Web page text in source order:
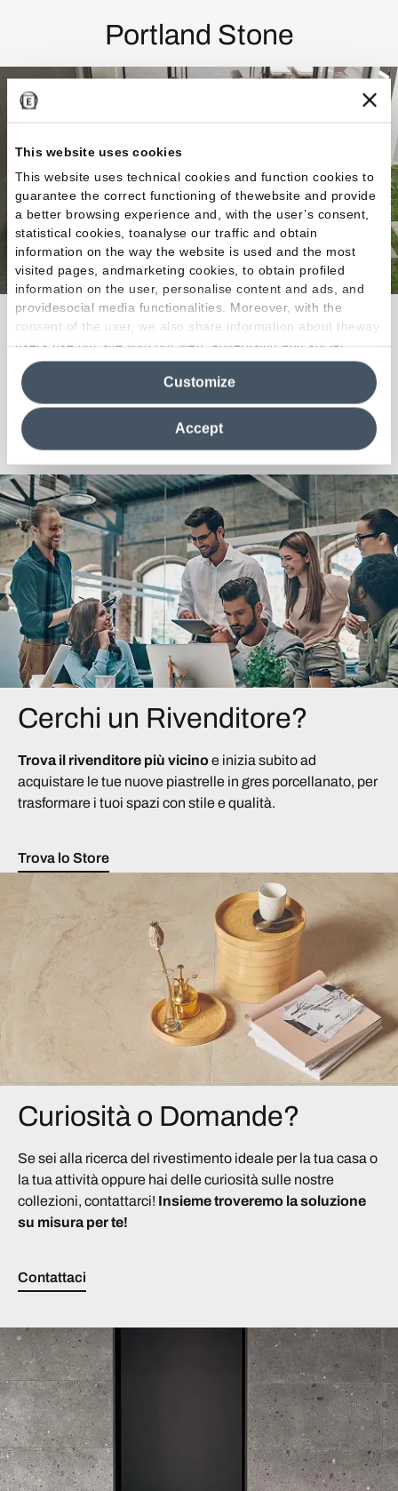
This website uses cookies
This website uses technical cookies and function cookies to
guarantee the correct functioning of thewebsite and provide
a better browsing experience and, with the user’s consent,
statistical cookies, toanalyse our traffic and obtain
information on the way the website is used and the most
visited pages, andmarketing cookies, to obtain profiled
information on the user, personalise content and ads, and
providesocial media functionalities. Moreover, with the
consent of the user, we also share information about theway
users use our site with our web, advertising and social
media analytics partners, who may combine itwith other
information in their possession. By closing this banner,
clicking on "Reject", it will be possible tocontinue browsing
the site after installing only technical cookies. For more
information see the
Cookie Policy
Accept
Customize
Portland Stone
La pietra di Portland diventa finitura progettuale
dalle prestazioni estetiche e tecniche di massimo
Scopri la Collezione
Cerchi un Rivenditore?
Trova il rivenditore più vicinoe inizia subito ad
acquistare le tue nuove piastrelle in gres porcellanato, per
trasformare i tuoi spazi con stile e qualità.
Trova lo Store
Curiosità o Domande?
Se sei alla ricerca del rivestimento ideale per la tua casa o
la tua attività oppure hai delle curiosità sulle nostre
collezioni, contattarci! Insieme troveremo la soluzione
su misura per te!
Contattaci